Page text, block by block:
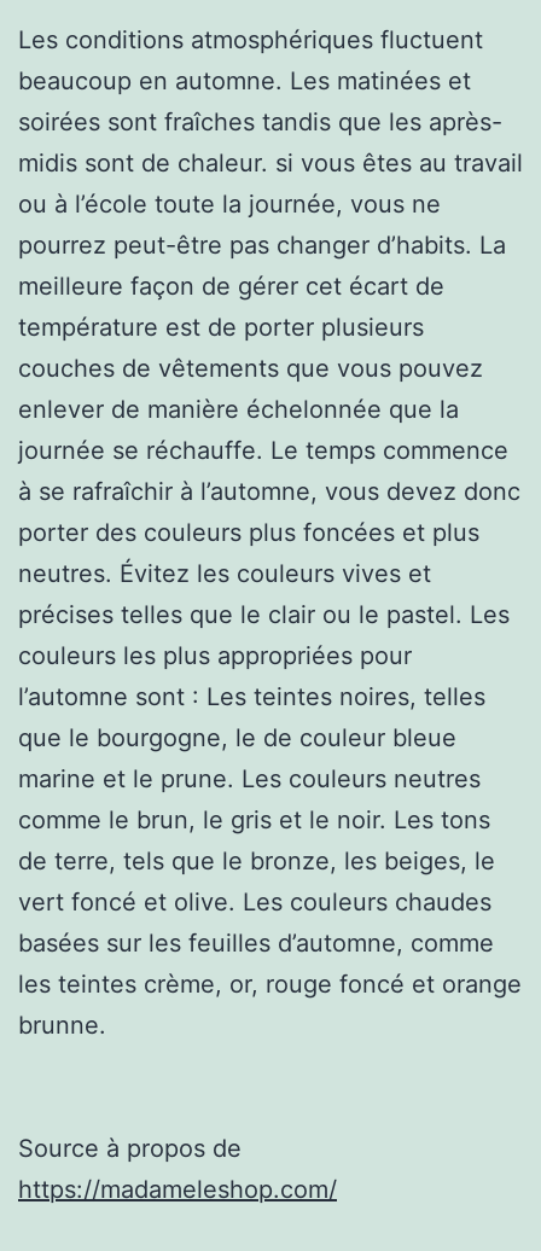
Les conditions atmosphériques fluctuent
beaucoup en automne. Les matinées et
soirées sont fraîches tandis que les après-
midis sont de chaleur. si vous êtes au travail
ou à l’école toute la journée, vous ne
pourrez peut-être pas changer d’habits. La
meilleure façon de gérer cet écart de
température est de porter plusieurs
couches de vêtements que vous pouvez
enlever de manière échelonnée que la
journée se réchauffe. Le temps commence
à se rafraîchir à l’automne, vous devez donc
porter des couleurs plus foncées et plus
neutres. Évitez les couleurs vives et
précises telles que le clair ou le pastel. Les
couleurs les plus appropriées pour
l’automne sont : Les teintes noires, telles
que le bourgogne, le de couleur bleue
marine et le prune. Les couleurs neutres
comme le brun, le gris et le noir. Les tons
de terre, tels que le bronze, les beiges, le
vert foncé et olive. Les couleurs chaudes
basées sur les feuilles d’automne, comme
les teintes crème, or, rouge foncé et orange
brunne.
Source à propos de
https://madameleshop.com/